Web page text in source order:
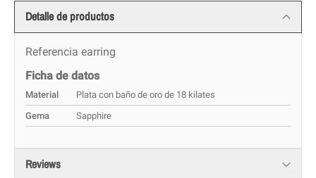
Detalle de productos
Referencia earring
Ficha de datos
Material
Plata con baño de oro de 18 kilates
Gema
Sapphire
Reviews